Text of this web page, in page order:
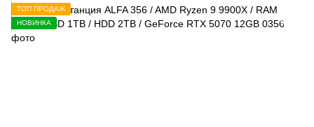
ТОП ПРОДАЖ
НОВИНКА